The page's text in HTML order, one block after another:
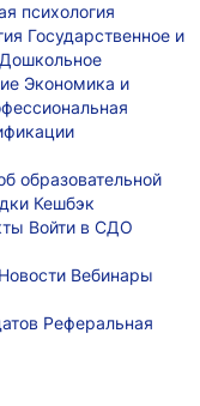
психология
Государственное и
Дошкольное
Экономика и
образовательной
Кешбэк
Войти в СДО
Новости Вебинары
Реферальная